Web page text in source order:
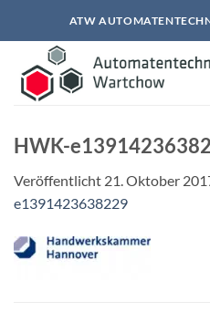
springen
ATW
HWK-
Veröffentlicht 21. Oktober
e1391423638229